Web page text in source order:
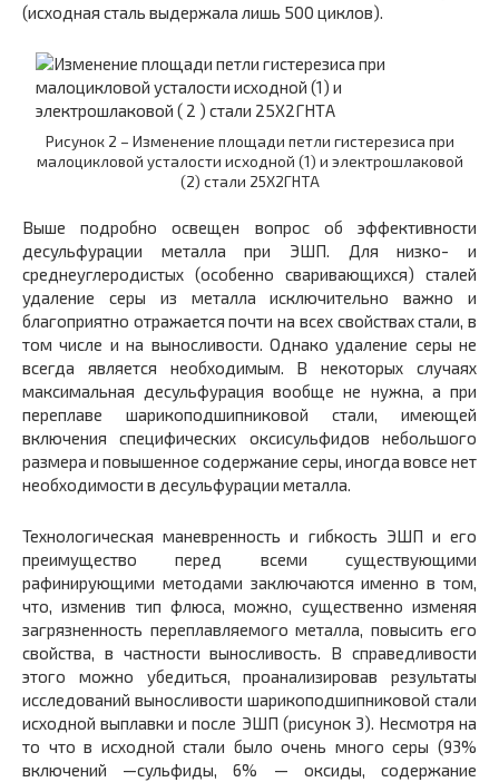
(исходная сталь выдержала лишь 500 циклов).
Рисунок 2 – Изменение площади петли гистерезиса при
малоцикловой усталости исходной (1) и электрошлаковой
(2) стали 25Х2ГНТА
Выше подробно освещен вопрос об эффективности
десульфурации металла при ЭШП. Для низко- и
среднеуглеродистых (особенно сваривающихся) сталей
удаление серы из металла исключительно важно и
благоприятно отражается почти на всех свойствах стали, в
том числе и на выносливости. Однако удаление серы не
всегда является необходимым. В некоторых случаях
максимальная десульфурация вообще не нужна, а при
переплаве шарикоподшипниковой стали, имеющей
включения специфических оксисульфидов небольшого
размера и повышенное содержание серы, иногда вовсе нет
необходимости в десульфурации металла.
Технологическая маневренность и гибкость ЭШП и его
преимущество перед всеми существующими
рафинирующими методами заключаются именно в том,
что, изменив тип флюса, можно, существенно изменяя
загрязненность переплавляемого металла, повысить его
свойства, в частности выносливость. В справедливости
этого можно убедиться, проанализировав результаты
исследований выносливости шарикоподшипниковой стали
исходной выплавки и после ЭШП (рисунок 3). Несмотря на
то что в исходной стали было очень много серы (93%
включений —сульфиды, 6% — оксиды, содержание